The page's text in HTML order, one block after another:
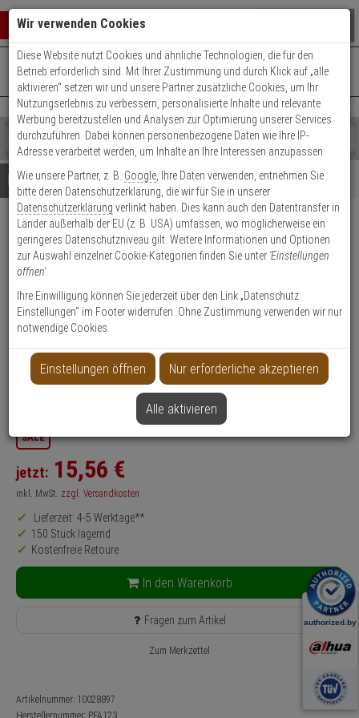
Warenkorb schließen
0 ARTIKEL IM WARENKORB
Ihr Warenkorb ist momentan leer.
Ergebnisse ()
Fertig
Shop
durchsuchen
Bitte
geben
Sie
mindestens
Zeichen
ein,
um
Suche
Es
wurde
noch
Kategorien
Suche
gestartet
+49 (0)821 899 493-0Mo. - Do.: 8:00 - 16:30 | Fr.: 8:00 - 14:00 Uhr
Kontaktservice nutzen
Details Beratung
Dahua PFA123 Halterung
Produktmerkmale
Datenblatt drucken
Produktinformationen
Halterung, Zubehörartikel
Anwendung: Videoüberwachung
SALE
jetzt: 15,56 €
inkl. MwSt. zzgl. Versandkosten
Lieferzeit: 4-5 Werktage**
150 Stück lagernd
Kostenfreie Retoure
In den Warenkorb
Fragen zum Artikel
Zum Merkzettel
Artikelnummer: 10028897
Herstellernummer: PFA123
Wir verwenden Cookies
Diese Website nutzt Cookies und ähnliche Technologien, die für den
Betrieb erforderlich sind. Mit Ihrer Zustimmung und durch Klick auf „alle
aktivieren“ setzen wir und unsere Partner zusätzliche Cookies, um Ihr
Nutzungserlebnis zu verbessern, personalisierte Inhalte und relevante
Werbung bereitzustellen und Analysen zur Optimierung unserer Services
durchzuführen. Dabei können personenbezogene Daten wie Ihre IP-
Adresse verarbeitet werden, um Inhalte an Ihre Interessen anzupassen.
Wie unsere Partner, z. B. Google , Ihre Daten verwenden, entnehmen Sie
bitte deren Datenschutzerklärung, die wir für Sie in unserer
Datenschutzerklärung verlinkt haben. Dies kann auch den Datentransfer in
Länder außerhalb der EU (z. B. USA) umfassen, wo möglicherweise ein
geringeres Datenschutzniveau gilt. Weitere Informationen und Optionen
zur Auswahl einzelner Cookie-Kategorien finden Sie unter 'Einstellungen
öffnen'.
Ihre Einwilligung können Sie jederzeit über den Link „Datenschutz
Einstellungen“ im Footer widerrufen. Ohne Zustimmung verwenden wir nur
notwendige Cookies.
Einstellungen öffnen Nur erforderliche akzeptieren
Alle aktivieren